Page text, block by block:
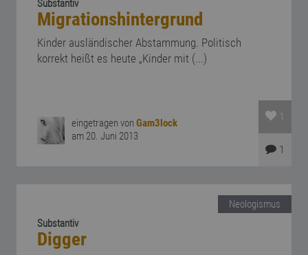
Substantiv
Migrationshintergrund
Kinder ausländischer Abstammung. Politisch
korrekt heißt es heute „Kinder mit (...)
eingetragen vonGam3lock
am 20. Juni 2013
1
1
Neologismus
Substantiv
Digger